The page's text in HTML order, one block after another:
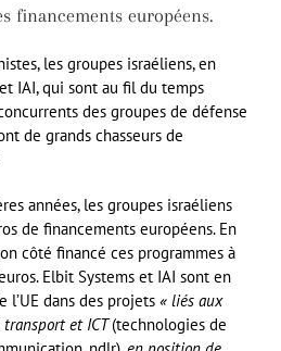
financements européens.
les groupes israéliens, en
IAI, qui sont au fil du temps
des groupes de défense
de grands chasseurs de
années, les groupes israéliens
de financements européens. En
côté financé ces programmes à
Elbit Systems et IAI sont en
dans des projets « liés aux
transport et ICT(technologies de